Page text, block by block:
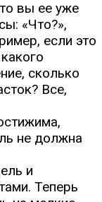
вы ее уже
«Что?»,
если это
сколько
Все,
не должна
и
Теперь